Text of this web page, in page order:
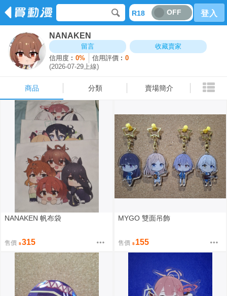
R18 OFF 登入
NANAKEN
留言
收藏賣家
信用度︰0% 信用評價︰0
(2026-07-29上線)
商品 分類 賣場簡介
NANAKEN 帆布袋
售價 315
MYGO 雙面吊飾
售價 155
商品 分類